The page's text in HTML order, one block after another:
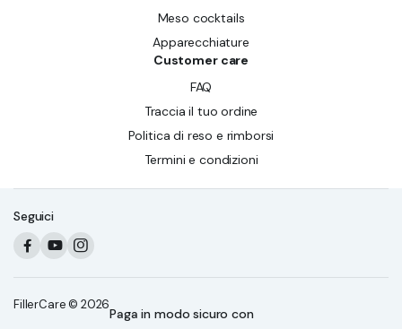
Meso cocktails
Apparecchiature
Customer care
FAQ
Traccia il tuo ordine
Politica di reso e rimborsi
Termini e condizioni
Seguici
FillerCare © 2026
Paga in modo sicuro con